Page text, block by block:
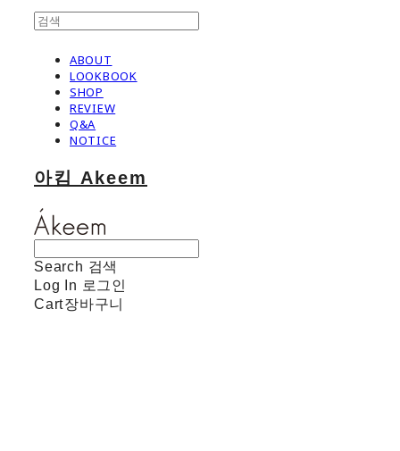
ABOUT
LOOKBOOK
SHOP
REVIEW
Q&A
NOTICE
아킴 Akeem
Search 검색
Log In 로그인
Cart장바구니